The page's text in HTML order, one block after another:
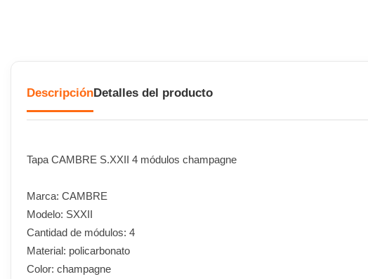
DescripciónDetalles del producto
Tapa CAMBRE S.XXII 4 módulos champagne
Marca: CAMBRE
Modelo: SXXII
Cantidad de módulos: 4
Material: policarbonato
Color: champagne